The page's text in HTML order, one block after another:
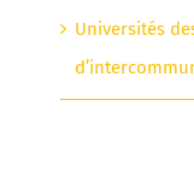
Universités